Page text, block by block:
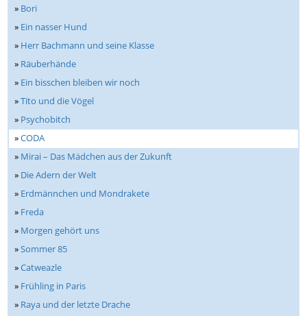
» Bori
» Ein nasser Hund
» Herr Bachmann und seine Klasse
» Räuberhände
» Ein bisschen bleiben wir noch
»Tito und die Vögel
» Psychobitch
»CODA
» Mirai – Das Mädchen aus der Zukunft
» Die Adern der Welt
» Erdmännchen und Mondrakete
» Freda
» Morgen gehört uns
»Sommer 85
»Catweazle
» Frühling in Paris
» Raya und der letzte Drache